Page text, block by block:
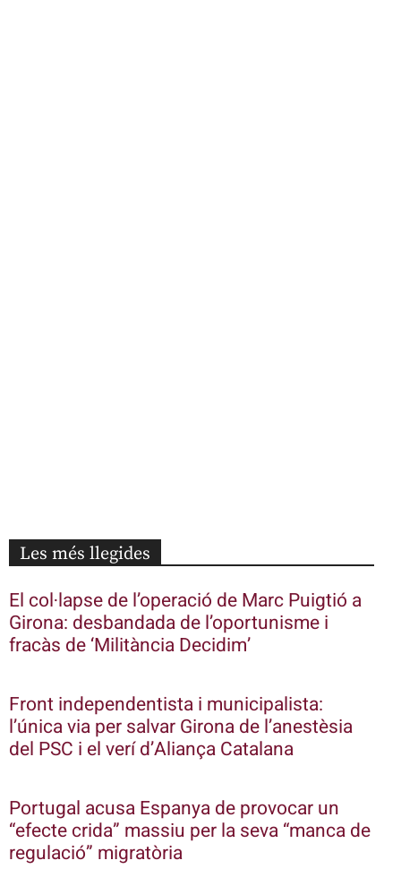
Les més llegides
El col·lapse de l’operació de Marc Puigtió a
Girona: desbandada de l’oportunisme i
fracàs de ‘Militància Decidim’
Front independentista i municipalista:
l’única via per salvar Girona de l’anestèsia
del PSC i el verí d’Aliança Catalana
Portugal acusa Espanya de provocar un
“efecte crida” massiu per la seva “manca de
regulació” migratòria